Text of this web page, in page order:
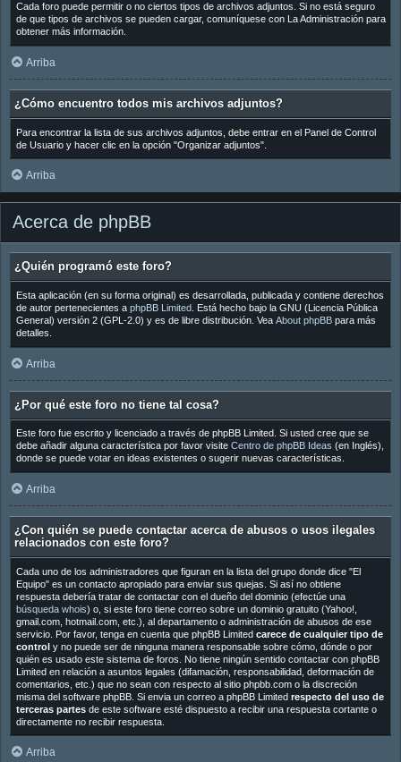
Cada foro puede permitir o no ciertos tipos de archivos adjuntos. Si no está seguro
de que tipos de archivos se pueden cargar, comuníquese con La Administración para
obtener más información.
Arriba
¿Cómo encuentro todos mis archivos adjuntos?
Para encontrar la lista de sus archivos adjuntos, debe entrar en el Panel de Control
de Usuario y hacer clic en la opción "Organizar adjuntos".
Arriba
Acerca de phpBB
¿Quién programó este foro?
Esta aplicación (en su forma original) es desarrollada, publicada y contiene derechos
de autor pertenecientes a phpBB Limited. Está hecho bajo la GNU (Licencia Pública
General) versión 2 (GPL-2.0) y es de libre distribución. Vea About phpBBpara más
detalles.
Arriba
¿Por qué este foro no tiene tal cosa?
Este foro fue escrito y licenciado a través de phpBB Limited. Si usted cree que se
debe añadir alguna característica por favor visite Centro de phpBB Ideas (en Inglés),
donde se puede votar en ideas existentes o sugerir nuevas características.
Arriba
¿Con quién se puede contactar acerca de abusos o usos ilegales
relacionados con este foro?
Cada uno de los administradores que figuran en la lista del grupo donde dice "El
Equipo" es un contacto apropiado para enviar sus quejas. Si así no obtiene
respuesta debería tratar de contactar con el dueño del dominio (efectúe una
búsqueda whois) o, si este foro tiene correo sobre un dominio gratuito (Yahoo!,
gmail.com, hotmail.com, etc.), al departamento o administración de abusos de ese
servicio. Por favor, tenga en cuenta que phpBB Limited carece de cualquier tipo de
controly no puede ser de ninguna manera responsable sobre cómo, dónde o por
quién es usado este sistema de foros. No tiene ningún sentido contactar con phpBB
Limited en relación a asuntos legales (difamación, responsabilidad, deformación de
comentarios, etc.) que no sean con respecto al sitio phpbb.com o la discreción
misma del software phpBB. Si envia un correo a phpBB Limited respecto del uso de
terceras partesde este software esté dispuesto a recibir una respuesta cortante o
directamente no recibir respuesta.
Arriba